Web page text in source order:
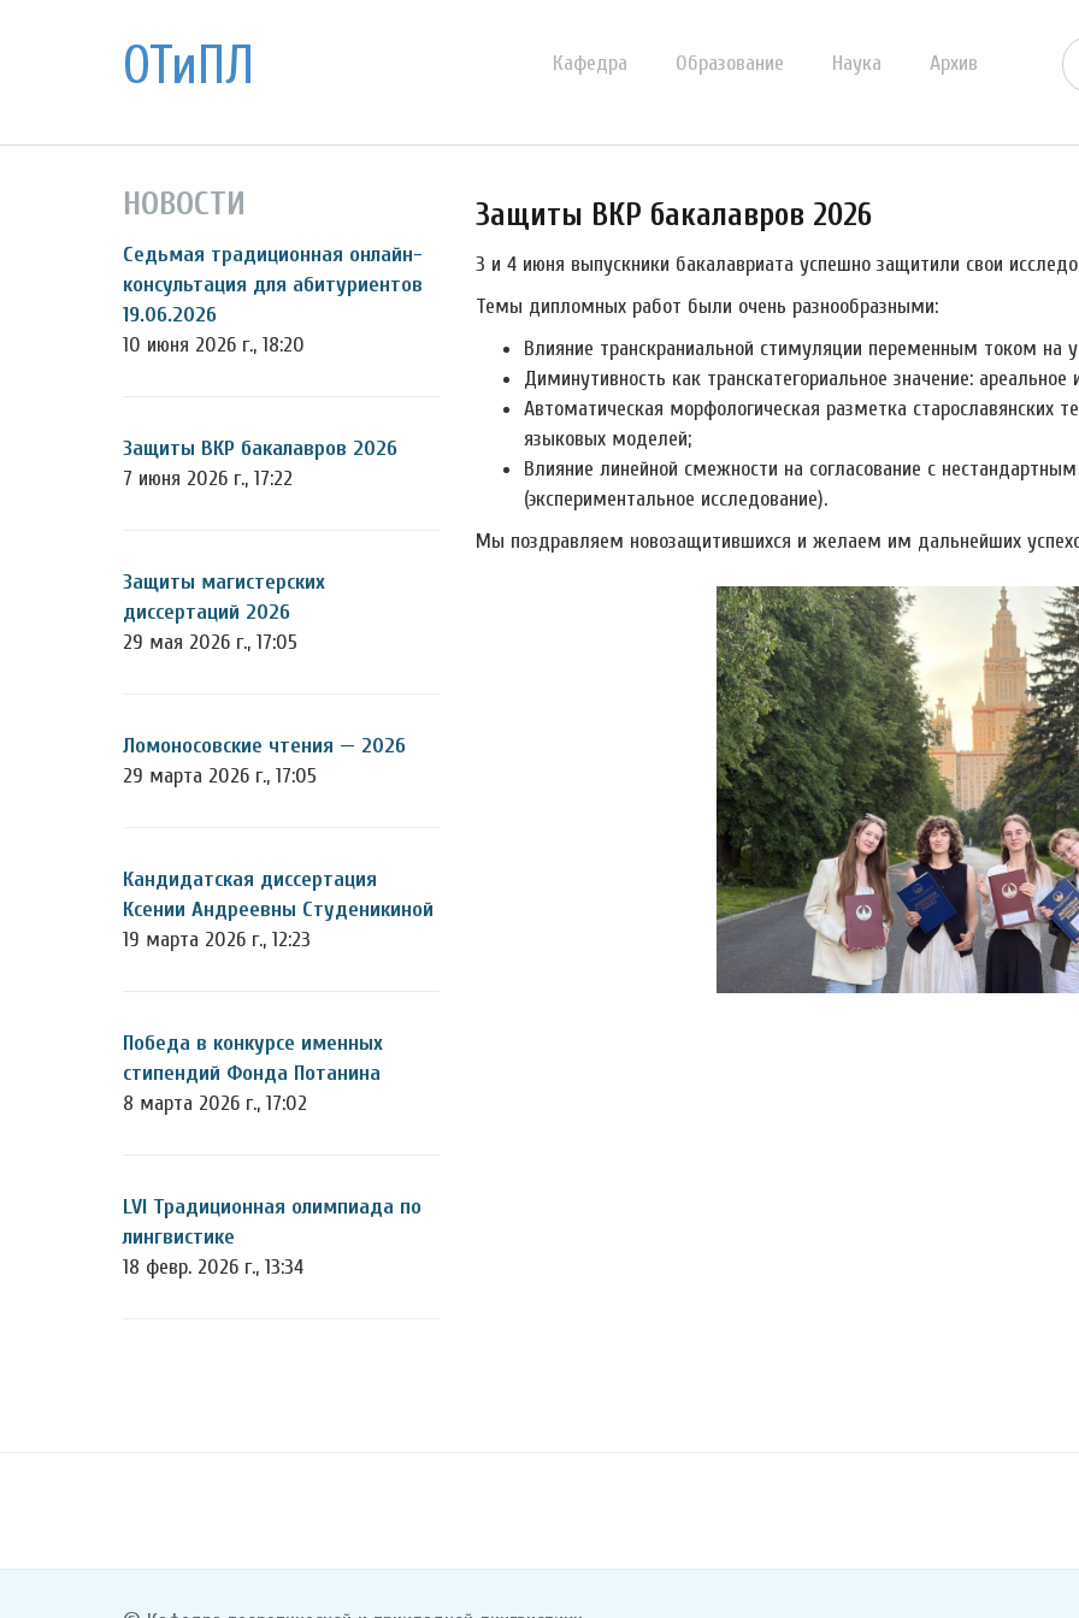
ОТиПЛ Кафедра Образование Наука Архив
НОВОСТИ
Седьмая традиционная онлайн-
консультация для абитуриентов
19.06.2026
10 июня 2026 г., 18:20
Защиты ВКР бакалавров 2026
7 июня 2026 г., 17:22
Защиты магистерских
диссертаций 2026
29 мая 2026 г., 17:05
Ломоносовские чтения — 2026
29 марта 2026 г., 17:05
Кандидатская диссертация
Ксении Андреевны Студеникиной
19 марта 2026 г., 12:23
Победа в конкурсе именных
стипендий Фонда Потанина
8 марта 2026 г., 17:02
LVI Традиционная олимпиада по
лингвистике
18 февр. 2026 г., 13:34
Защиты ВКР бакалавров 2026
3 и 4 июня выпускники бакалавриата успешно защитили свои
Темы дипломных работ были очень разнообразными:
Влияние транскраниальной стимуляции переменным током на
Диминутивность как транскатегориальное значение: ареальное
Автоматическая морфологическая разметка старославянских
языковых моделей;
Влияние линейной смежности на согласование с
(экспериментальное исследование).
Мы поздравляем новозащитившихся и желаем им дальнейших